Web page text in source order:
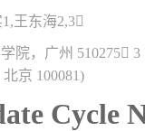
王东海2,3
院，广州 510275
京 100081)